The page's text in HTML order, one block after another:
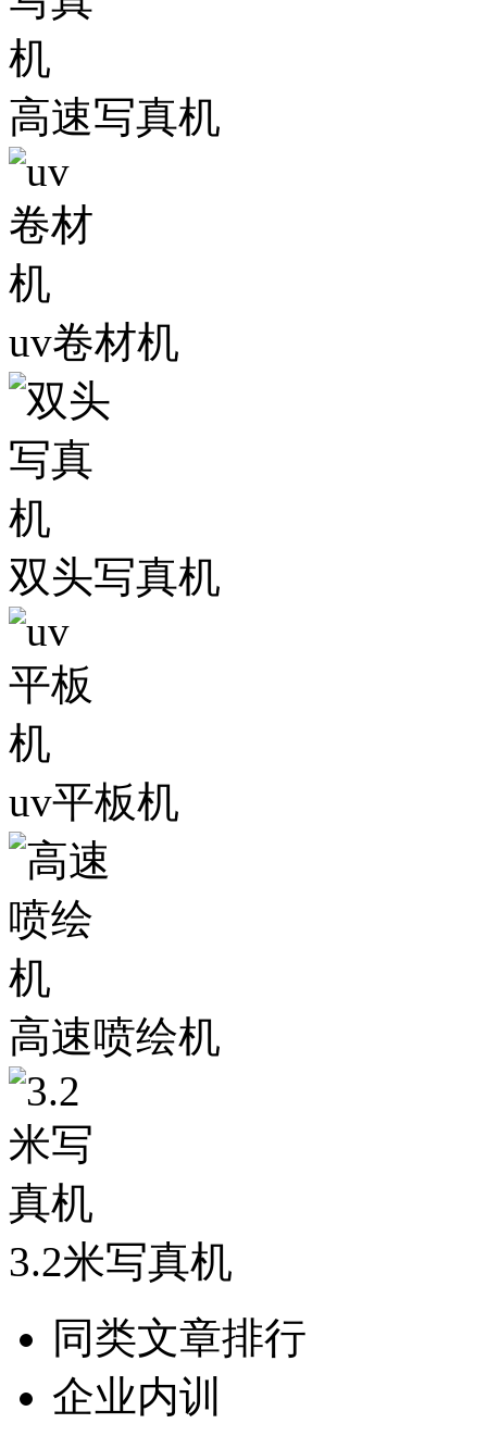
高速写真机
uv卷材机
双头写真机
uv平板机
高速喷绘机
3.2米写真机
同类文章排行
企业内训